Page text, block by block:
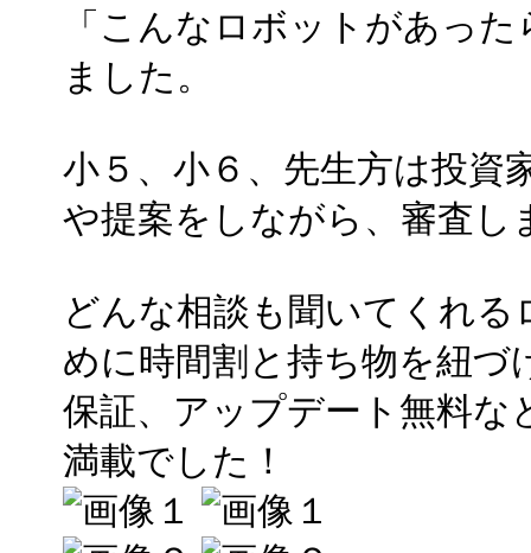
「こんなロボットがあっ
ました。
小５、小６、先生方は投資
や提案をしながら、審査し
どんな相談も聞いてくれ
めに時間割と持ち物を紐
保証、アップデート無料な
満載でした！